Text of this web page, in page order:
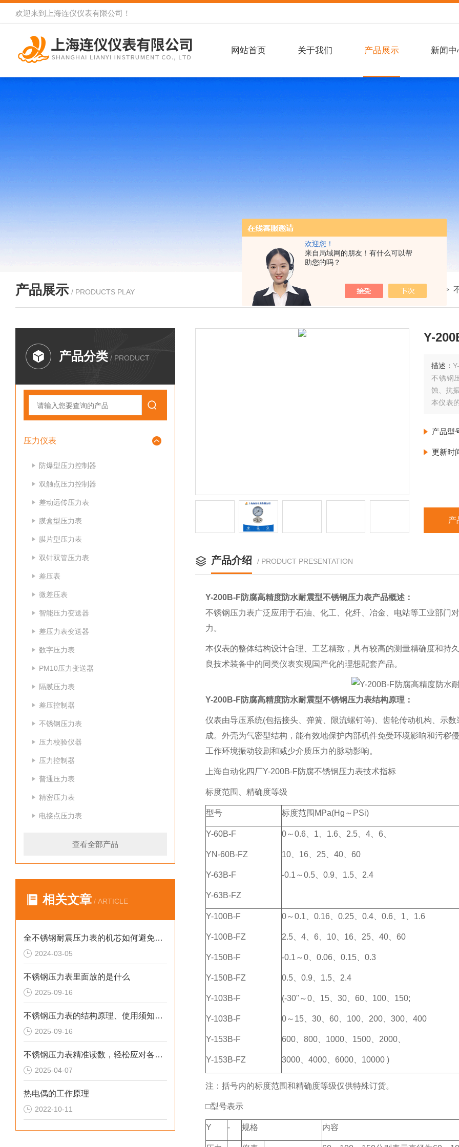
欢迎您！
来自局域网的朋友！有什么可以帮
助您的吗？
欢迎来到 上海连仪仪表有限公司 ！
网站首页 关于我们 产品展示 新闻中
产品展示 / PRODUCTS PLAY 我的位置： >产品展示 >压力仪表 >
产品分类 / PRODUCT
压力仪表
防爆型压力控制器
双触点压力控制器
差动远传压力表
膜盒型压力表
膜片型压力表
双针双管压力表
差压表
微差压表
智能压力变送器
差压力表变送器
数字压力表
PM10压力变送器
隔膜压力表
差压控制器
不锈钢压力表
压力校验仪器
压力控制器
普通压力表
精密压力表
电接点压力表
查看全部产品
相关文章 / ARTICLE
全不锈钢耐震压力表的机芯如何避免磨损？
2024-03-05
不锈钢压力表里面放的是什么
2025-09-16
不锈钢压力表的结构原理、使用须知、用途和特点
2025-09-16
不锈钢压力表精准读数，轻松应对各种压力
2025-04-07
热电偶的工作原理
2022-10-11
Y-
描述：
不锈钢
蚀、抗
本仪表
表实现
产品型
更新时
产
产品介绍 / PRODUCT PRESENTATION
Y-200B-F防腐高精度防水耐震型不锈钢压力表产品概述：
不锈钢压力表广泛应用于石油、化工、化纤、冶金、电站等工业部门
力。
本仪表的整体结构设计合理、工艺精致，具有较高的测量精确度和持
良技术装备中的同类仪表实现国产化的理想配套产品。
Y-200B-F防腐高精度防水耐震型不锈钢压力表结构原理：
仪表由导压系统(包括接头、弹簧、限流螺钉等)、齿轮传动机构、示
成。外壳为气密型结构，能有效地保护内部机件免受环境影响和污秽
工作环境振动较剧和减少介质压力的脉动影响。
上海自动化四厂Y-200B-F防腐不锈钢压力表技术指标
标度范围、精确度等级
型号 标度范围MPa(Hg～PSi)
Y-60B-F
YN-60B-FZ
Y-63B-F
Y-63B-FZ
0～0.6、1、1.6、2.5、4、6、
10、16、25、40、60
-0.1～0.5、0.9、1.5、2.4
Y-100B-F
Y-100B-FZ
Y-150B-F
Y-150B-FZ
Y-103B-F
Y-103B-F
Y-153B-F
Y-153B-FZ
0～0.1、0.16、0.25、0.4、0.6、1、1.6
2.5、4、6、10、16、25、40、60
-0.1～0、0.06、0.15、0.3
0.5、0.9、1.5、2.4
(-30"～0、15、30、60、100、150;
0～15、30、60、100、200、300、400
600、800、1000、1500、2000、
3000、4000、6000、10000 )
注：括号内的标度范围和精确度等级仅供特殊订货。
□型号表示
Y - 规格 内容